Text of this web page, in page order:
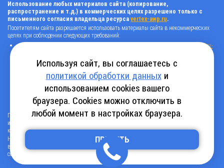
Использование любых материалов сайта (копирование,
распространение и т.д.) в коммерческих целях разрешено только с
письменного согласия владельца ресурса vertex-awp.ru.
Посетителям сайта разрешается использовать материалы сайта в некоммерческих
целях при соблюдении следующих требований:
поставить прямую активную гиперссылку на оригинал в виде: «источник
vertex-
системами, т.е. запрещено применять «noindex», «nofollow» и любые другие
способы, нельзя использовать редирект в ссылках;
все ссылки, имеющиеся в тексте материала, должны оставаться в неизменном
виде и быть прямыми и активными;
в случае регулярного использования материалов сайтаvertex-awp.ru
активная ссылка на ресурс должна быть размещена на главной странице вашего
сайта (в любом видимом месте).
Посетителям сайта разрешается копировать/скачивать только следующую
информацию: бланки, анкеты, каталоги, промокоды на скидки, адреса офисов,
контактные телефоны и контактную информацию.
Нарушение вышеуказанных положений является нарушением авторских прав и
влечет наступление гражданской, административной и уголовной ответственности в
соответствии с действующим законодательством.
Используя сайт, вы соглашаетесь с
политикой обработки данныхи
использованием cookies вашего
браузера. Cookies можно отключить в
любой момент в настройках браузера.
ПРИНЯТЬ